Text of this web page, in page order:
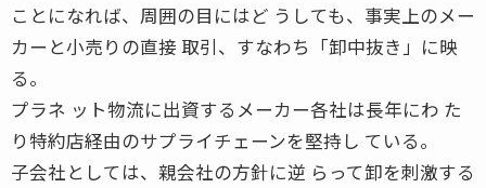
ことになれば、周囲の目にはど うしても、事実上のメー
カーと小売りの直接 取引、すなわち「卸中抜き」に映
る。
プラネ ット物流に出資するメーカー各社は長年にわ た
り特約店経由のサプライチェーンを堅持し ている。
子会社としては、親会社の方針に逆 らって卸を刺激する